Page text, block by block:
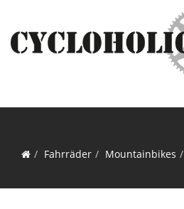
Fahrräder Mountainbikes